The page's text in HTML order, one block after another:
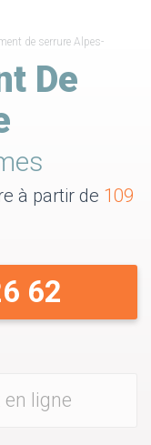
de serrure Alpes-
De
à partir de 109
62
ligne